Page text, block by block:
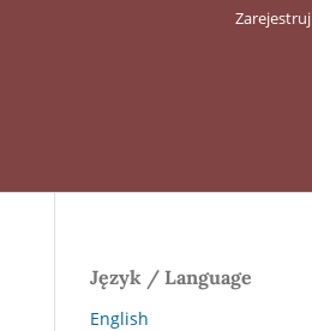
Zarejestruj
Język / Language
English